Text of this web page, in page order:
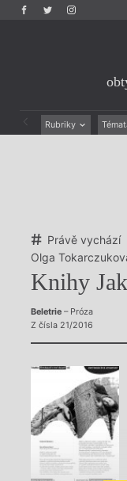
Rubriky
Výroční ceny
Právě vychází
Olga
Knihy
Beletrie– Próza
Z čísla 21/2016